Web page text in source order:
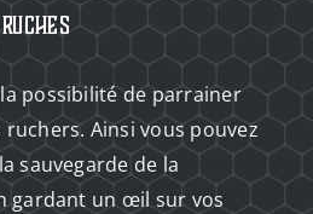
possibilité de parrainer
Ainsi vous pouvez
sauvegarde de la
gardant un œil sur vos